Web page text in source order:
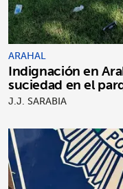
ARAHAL
Indignación en
suciedad en el
J.J. SARABIA